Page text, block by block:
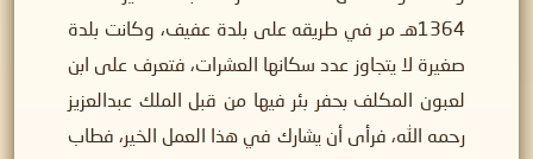
1364هـ مر في طريقه على بلدة عفيف، وكانت بلدة
صغيرة لا يتجاوز عدد سكانها العشرات، فتعرف على ابن
لعبون المكلف بحفر بئر فيها من قبل الملك عبدالعزيز
رحمه الله، فرأى أن يشارك في هذا العمل الخير، فطاب